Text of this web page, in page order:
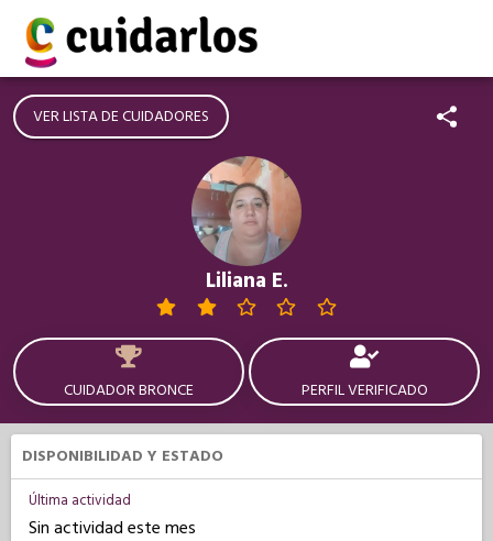
VER LISTA DE CUIDADORES
Liliana E.
CUIDADOR BRONCE PERFIL VERIFICADO
DISPONIBILIDAD Y ESTADO
Última actividad
Sin actividad este mes